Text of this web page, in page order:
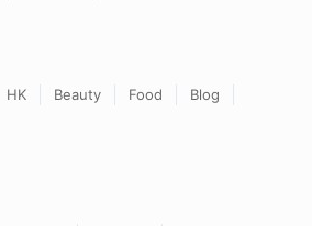
HK Beauty Food
Blog